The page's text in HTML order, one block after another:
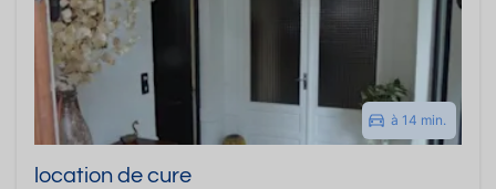
à 14 min.
location de cure